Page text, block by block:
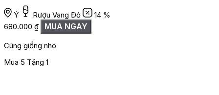
Ý Rượu Vang Đỏ
14 %
680.000 ₫ MUA NGAY
Cùng giống nho
Mua 5 Tặng 1